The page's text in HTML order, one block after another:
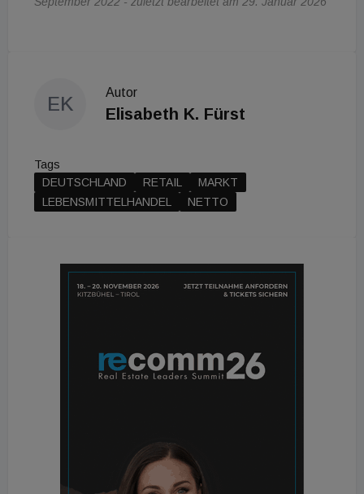
EK
Autor
Elisabeth K. Fürst
Tags
DEUTSCHLAND
RETAIL
MARKT
LEBENSMITTELHANDEL
NETTO